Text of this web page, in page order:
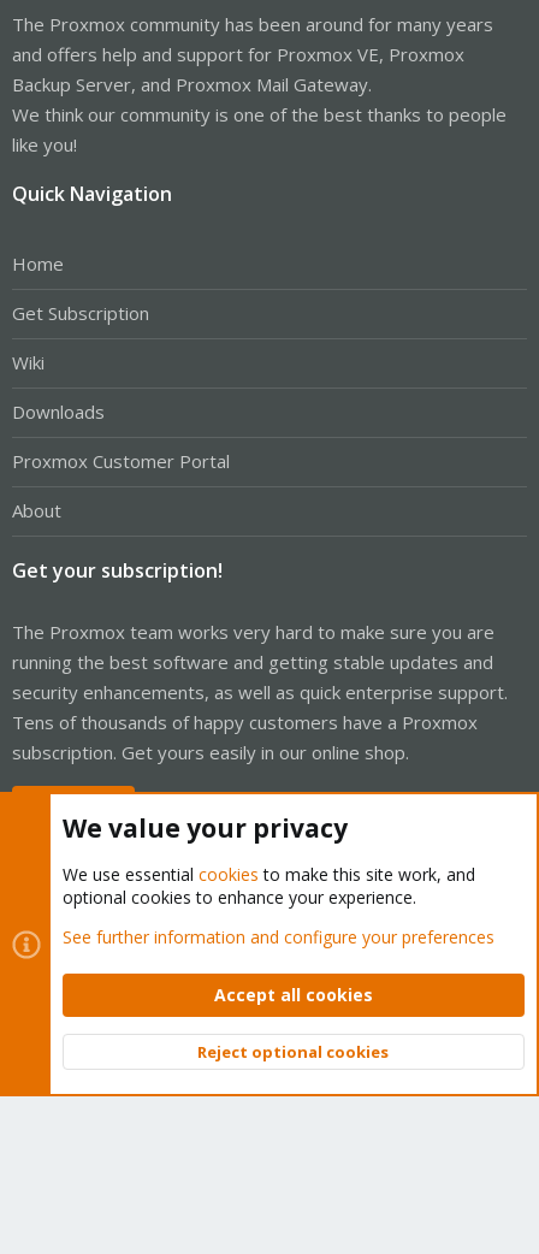
The Proxmox community has been around for many years
and offers help and support for Proxmox VE, Proxmox
Backup Server, and Proxmox Mail Gateway.
We think our community is one of the best thanks to people
like you!
Quick Navigation
Home
Get Subscription
Wiki
Downloads
Proxmox Customer Portal
About
Get your subscription!
The Proxmox team works very hard to make sure you are
running the best software and getting stable updates and
security enhancements, as well as quick enterprise support.
Tens of thousands of happy customers have a Proxmox
subscription. Get yours easily in our online shop.
Cookies
Proxmox Support Forum - Light Mode
Contact us
Terms and rules Privacy policy Help Home
Community platform by XenForo © 2010-2026 XenForo Ltd.
Top
We value your privacy
We use essential cookies to make this site work, and
optional cookies to enhance your experience.
See further information and configure your preferences
Accept all cookies
Reject optional cookies